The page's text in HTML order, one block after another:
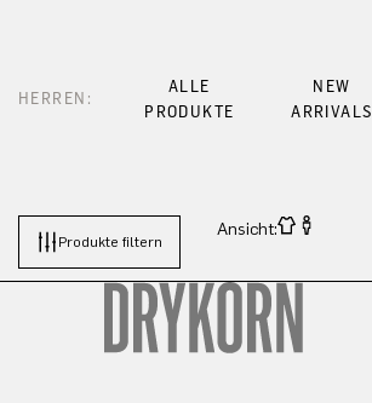
HERREN:
ALLE
PRODUKTE
NEW
ARRIVALS
Produkte filtern
Ansicht: